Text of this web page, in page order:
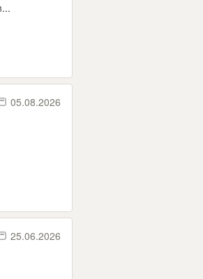
05.08.2026
25.06.2026